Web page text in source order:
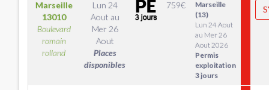
Marseille
13010
Boulevard
romain
rolland
Lun 24
Aout au
Mer 26
Aout
Places
disponibles
759€
Marseille
(13)
Lun 24 Aout
au Mer 26
Aout 2026
Permis
exploitation
3 jours